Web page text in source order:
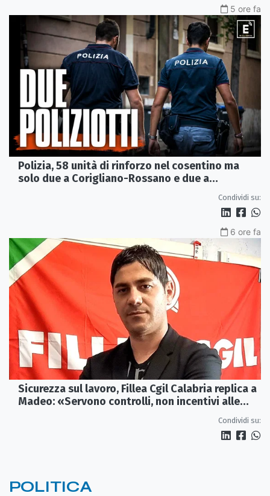
5 ore fa
Polizia, 58 unità di rinforzo nel cosentino ma
solo due a Corigliano-Rossano e due a
Condividi su:
6 ore fa
Sicurezza sul lavoro, Fillea Cgil Calabria replica a
Madeo: «Servono controlli, non incentivi alle
Condividi su:
POLITICA